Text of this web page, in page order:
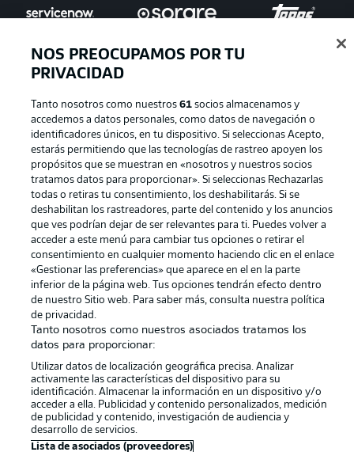
Publicidad Aviso legal
Gestionar las preferencias Declaracion de privacidad
Canales Trabajos
Jugadores Condiciones de uso
Sello Editorial Contacto
© 2026 Bundesliga-Gruppe GmbH
Elegir idioma
Español
NOS PREOCUPAMOS POR TU
PRIVACIDAD
Tanto nosotros como nuestros61 socios almacenamos y
accedemos a datos personales, como datos de navegación o
identificadores únicos, en tu dispositivo. Si seleccionas Acepto,
estarás permitiendo que las tecnologías de rastreo apoyen los
propósitos que se muestran en «nosotros y nuestros socios
tratamos datos para proporcionar». Si seleccionas Rechazarlas
todas o retiras tu consentimiento, los deshabilitarás. Si se
deshabilitan los rastreadores, parte del contenido y los anuncios
que ves podrían dejar de ser relevantes para ti. Puedes volver a
acceder a este menú para cambiar tus opciones o retirar el
consentimiento en cualquier momento haciendo clic en el enlace
«Gestionar las preferencias» que aparece en el en la parte
inferior de la página web. Tus opciones tendrán efecto dentro
de nuestro Sitio web. Para saber más, consulta nuestra política
de privacidad.
Tanto nosotros como nuestros asociados tratamos los
datos para proporcionar:
Utilizar datos de localización geográfica precisa. Analizar
activamente las características del dispositivo para su
identificación. Almacenar la información en un dispositivo y/o
acceder a ella. Publicidad y contenido personalizados, medición
de publicidad y contenido, investigación de audiencia y
desarrollo de servicios.
Lista de asociados (proveedores)